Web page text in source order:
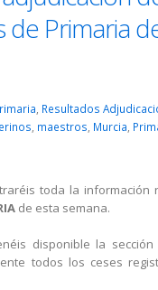
de Primaria
Resultados
, maestros, Murcia,
toda la información
de esta semana.
disponible la
todos los ceses